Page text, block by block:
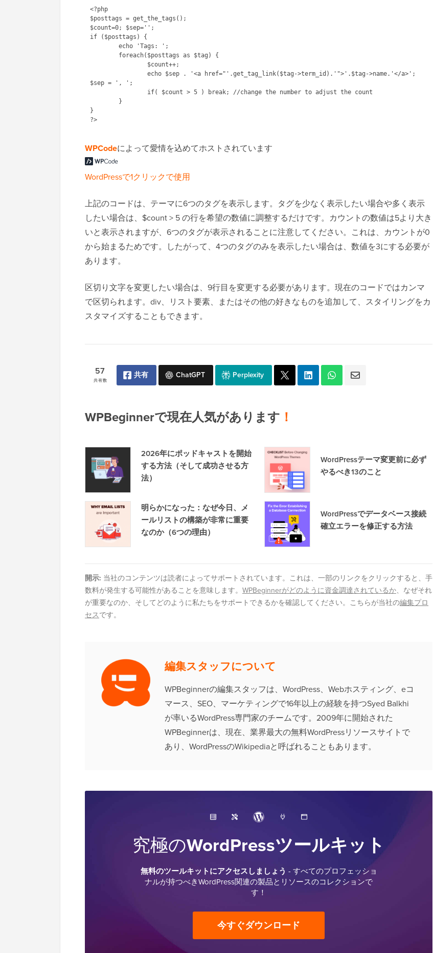
<?php
$posttags = get_the_tags();
$count=0; $sep='';
if ($posttags) {
$sep = ', ';
}
?>
WPCodeによって愛情を込めてホストされています
WordPressで1クリックで使用
上記のコードは、テーマに6つのタグを表示します。タグを少なく表示したい場合や多く表示
したい場合は、$count > 5 の行を希望の数値に調整するだけです。カウントの数値は5より大き
いと表示されますが、6つのタグが表示されることに注意してください。これは、カウントが0
から始まるためです。したがって、4つのタグのみを表示したい場合は、数値を3にする必要が
あります。
区切り文字を変更したい場合は、9行目を変更する必要があります。現在のコードではカンマ
で区切られます。div、リスト要素、またはその他の好きなものを追加して、スタイリングをカ
スタマイズすることもできます。
共有数
57 共有 ChatGPT Perplexity
WPBeginnerで現在人気があります ！
2026年にポッドキャストを開始
する方法（そして成功させる方
法）
WordPressテーマ変更前に必ず
やるべき13のこと
明らかになった：なぜ今日、メ
ールリストの構築が非常に重要
なのか（6つの理由）
WordPressでデータベース接続
確立エラーを修正する方法
開示: 当社のコンテンツは読者によってサポートされています。これは、一部のリンクをクリックすると、手
数料が発生する可能性があることを意味します。 WPBeginnerがどのように資金調達されているか、なぜそれ
が重要なのか、そしてどのように私たちをサポートできるかを確認してください。こちらが当社の編集プロ
セスです。
編集スタッフについて
WPBeginnerの編集スタッフは、WordPress、Webホスティング、eコ
マース、SEO、マーケティングで16年以上の経験を持つSyed Balkhi
が率いるWordPress専門家のチームです。2009年に開始された
WPBeginnerは、現在、業界最大の無料WordPressリソースサイトで
あり、WordPressのWikipediaと呼ばれることもあります。
究極のWordPressツールキット
無料のツールキットにアクセスしましょう - すべてのプロフェッショ
ナルが持つべきWordPress関連の製品とリソースのコレクションで
す！
今すぐダウンロード